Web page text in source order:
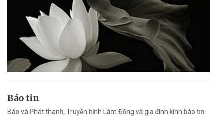
Báo tin
Báo và Phát thanh, Truyền hình Lâm Đồng và gia đình kính báo tin: